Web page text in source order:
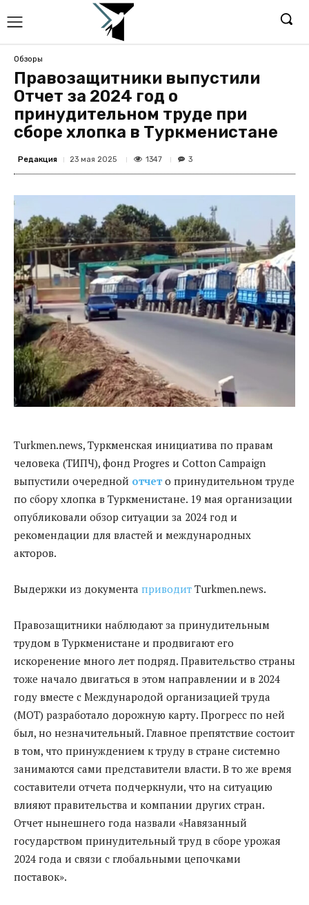
Обзоры
Правозащитники выпустили
Отчет за 2024 год о
принудительном труде при
сборе хлопка в Туркменистане
Редакция 23 мая 2025 1347 3
Turkmen.news, Туркменская инициатива по правам
человека (ТИПЧ), фонд Progres и Cotton Campaign
выпустили очередной отчет о принудительном труде
по сбору хлопка в Туркменистане. 19 мая организации
опубликовали обзор ситуации за 2024 год и
рекомендации для властей и международных
акторов.
Выдержки из документа приводит Turkmen.news.
Правозащитники наблюдают за принудительным
трудом в Туркменистане и продвигают его
искоренение много лет подряд. Правительство страны
тоже начало двигаться в этом направлении и в 2024
году вместе с Международой организацией труда
(МОТ) разработало дорожную карту. Прогресс по ней
был, но незначительный. Главное препятствие состоит
в том, что принуждением к труду в стране системно
занимаются сами представители власти. В то же время
составители отчета подчеркнули, что на ситуацию
влияют правительства и компании других стран.
Отчет нынешнего года назвали «Навязанный
государством принудительный труд в сборе урожая
2024 года и связи с глобальными цепочками
поставок».